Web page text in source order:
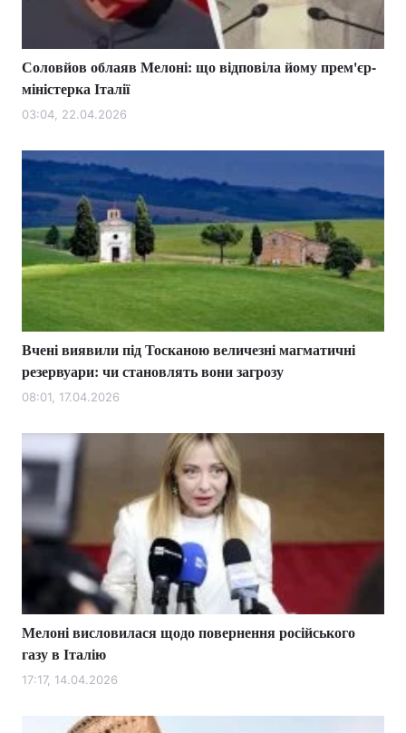
Соловйов облаяв Мелоні: що відповіла йому прем'єр-
міністерка Італії
03:04, 22.04.2026
Вчені виявили під Тосканою величезні магматичні
резервуари: чи становлять вони загрозу
08:01, 17.04.2026
Мелоні висловилася щодо повернення російського
газу в Італію
17:17, 14.04.2026